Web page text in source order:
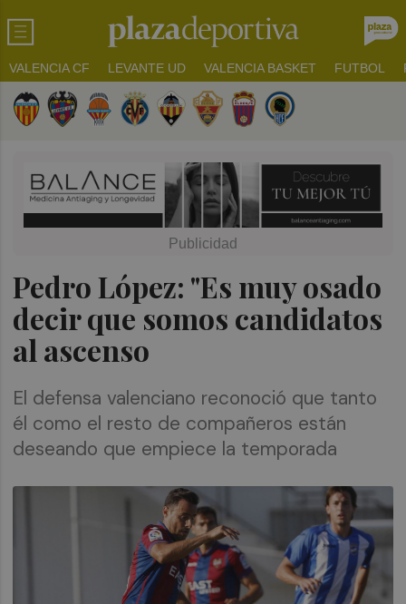
VALENCIA CF LEVANTE UD VALENCIA BASKET FUTBOL
Pedro López: "Es muy osado
decir que somos candidatos
al ascenso
El defensa valenciano reconoció que tanto
él como el resto de compañeros están
deseando que empiece la temporada